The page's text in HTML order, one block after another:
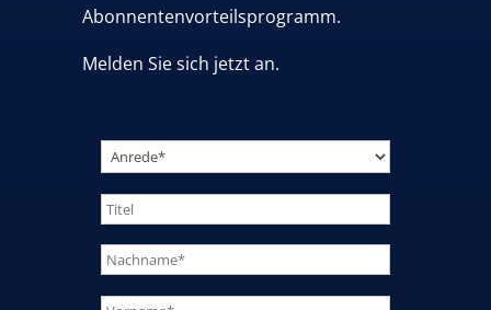
Abonnentenvorteilsprogramm.
Melden Sie sich jetzt an.